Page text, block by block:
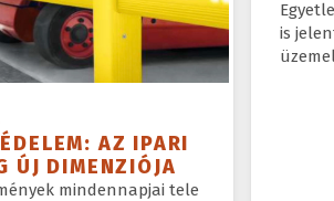
AZ IPARI
ÚJ DIMENZIÓJA
mindennapjai tele
is